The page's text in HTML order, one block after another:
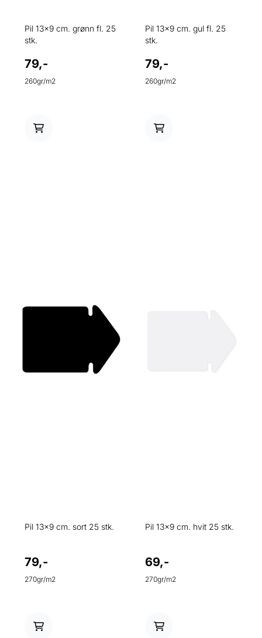
Pil 13x9 cm. grønn fl. 25
stk.
79,-
260gr/m2
Pil 13x9 cm. gul fl. 25
stk.
79,-
260gr/m2
Pil 13x9 cm. sort 25 stk.
79,-
270gr/m2
Pil 13x9 cm. hvit 25 stk.
69,-
270gr/m2